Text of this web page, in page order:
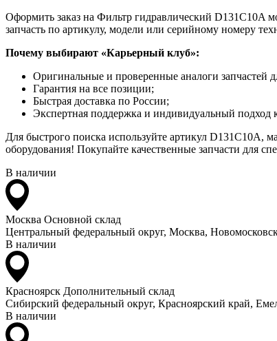
Оформить заказ на Фильтр гидравлический D131C10A
запчасть по артикулу, модели или серийному номеру
Почему выбирают «Карьерный клуб»:
Оригинальные и проверенные аналоги запчастей
Гарантия на все позиции;
Быстрая доставка по России;
Экспертная поддержка и индивидуальный подход
Для быстрого поиска используйте артикул D131C10A,
оборудования! Покупайте качественные запчасти для
В наличии
Москва Основной склад
Центральный федеральный округ, Москва,
В наличии
Красноярск Дополнительный склад
Сибирский федеральный округ, Красноярский край,
В наличии